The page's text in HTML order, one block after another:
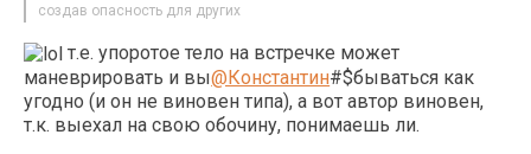
создав опасность для других
т.е. упоротое тело на встречке может
маневрировать и вы@Константин#$бываться как
угодно (и он не виновен типа), а вот автор виновен,
т.к. выехал на свою обочину, понимаешь ли.